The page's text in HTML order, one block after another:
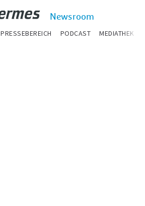
Newsroom
PRESSEBEREICH PODCAST MEDIATHEK